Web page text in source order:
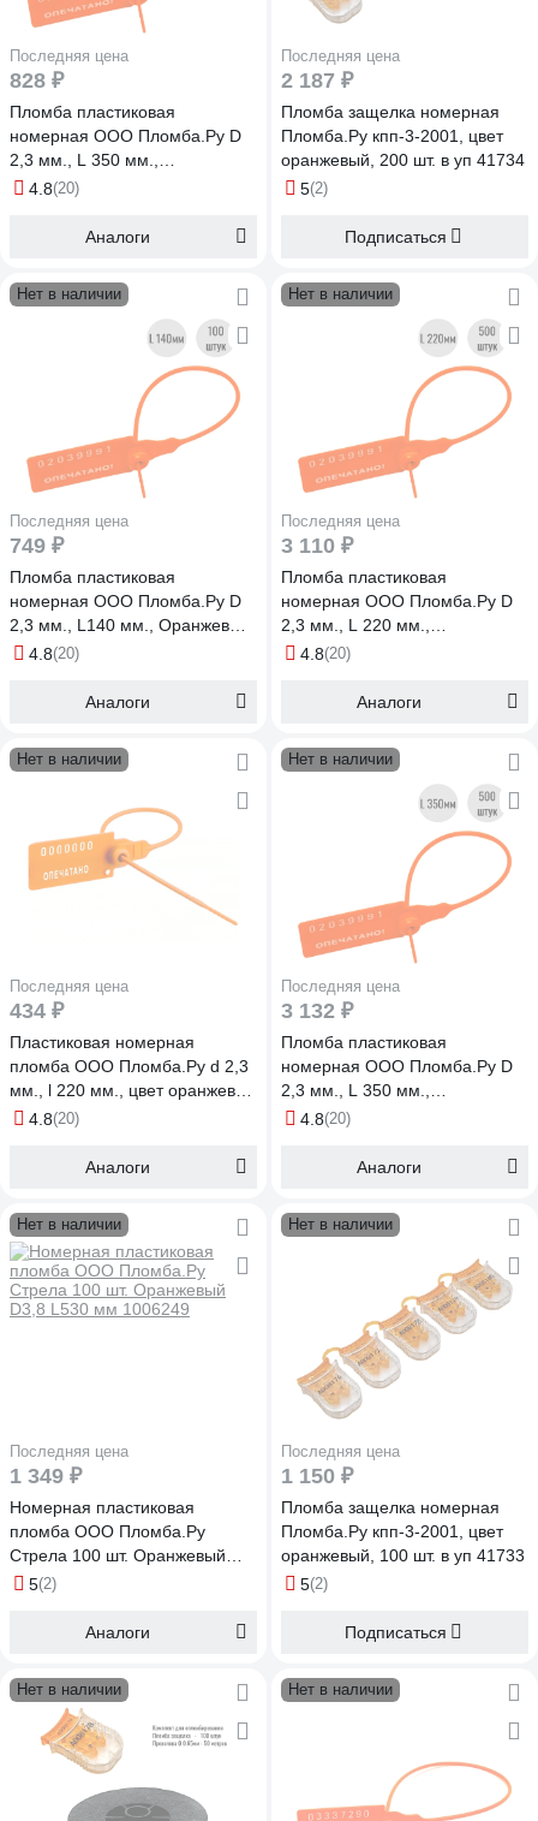
Последняя цена
828 ₽
Пломба пластиковая
номерная ООО Пломба.Ру D
2,3 мм., L 350 мм.,
Оранжевый, 100 шт. КПП-3-
4.8(20)
Аналоги
Последняя цена
2 187 ₽
Пломба защелка номерная
Пломба.Ру кпп-3-2001, цвет
оранжевый, 200 шт. в уп 41734
5(2)
Подписаться
Нет в наличии
Последняя цена
749 ₽
Пломба пластиковая
номерная ООО Пломба.Ру D
2,3 мм., L140 мм., Оранжевый,
100 шт. КПП-3-1601 СТ 620040
4.8(20)
Аналоги
Нет в наличии
Последняя цена
3 110 ₽
Пломба пластиковая
номерная ООО Пломба.Ру D
2,3 мм., L 220 мм.,
Оранжевый, 500 шт. КПП-3-
4.8(20)
Аналоги
Нет в наличии
Последняя цена
434 ₽
Пластиковая номерная
пломба ООО Пломба.Ру d 2,3
мм., l 220 мм., цвет оранжевый
50 шт.кпп-3-1602 ст 1006074
4.8(20)
Аналоги
Нет в наличии
Последняя цена
3 132 ₽
Пломба пластиковая
номерная ООО Пломба.Ру D
2,3 мм., L 350 мм.,
Оранжевый, 500 шт. КПП-3-
4.8(20)
Аналоги
Нет в наличии
Последняя цена
1 349 ₽
Номерная пластиковая
пломба ООО Пломба.Ру
Стрела 100 шт. Оранжевый
D3,8 L530 мм 1006249
5(2)
Аналоги
Нет в наличии
Последняя цена
1 150 ₽
Пломба защелка номерная
Пломба.Ру кпп-3-2001, цвет
оранжевый, 100 шт. в уп 41733
5(2)
Подписаться
Нет в наличии Нет в наличии